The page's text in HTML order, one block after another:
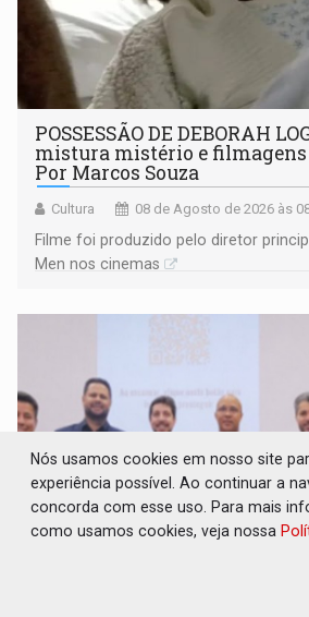
POSSESSÃO DE DEBORAH
mistura mistério e filmagens
Por Marcos Souza
Cultura 08 de Agosto de 2026 às
Filme foi produzido pelo diretor
Men nos cinemas
TRANSPARÊNCIA: TCE
Nós usamos cookies em nosso site
experiência possível. Ao continuar a
concorda com esse uso. Para mais
como usamos cookies, veja nossa